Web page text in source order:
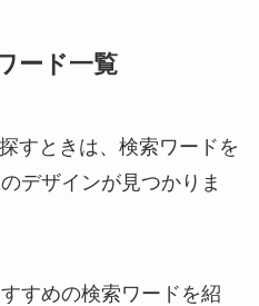
ード一覧
すときは、検索ワードを
デザインが見つかりま
すめの検索ワードを紹